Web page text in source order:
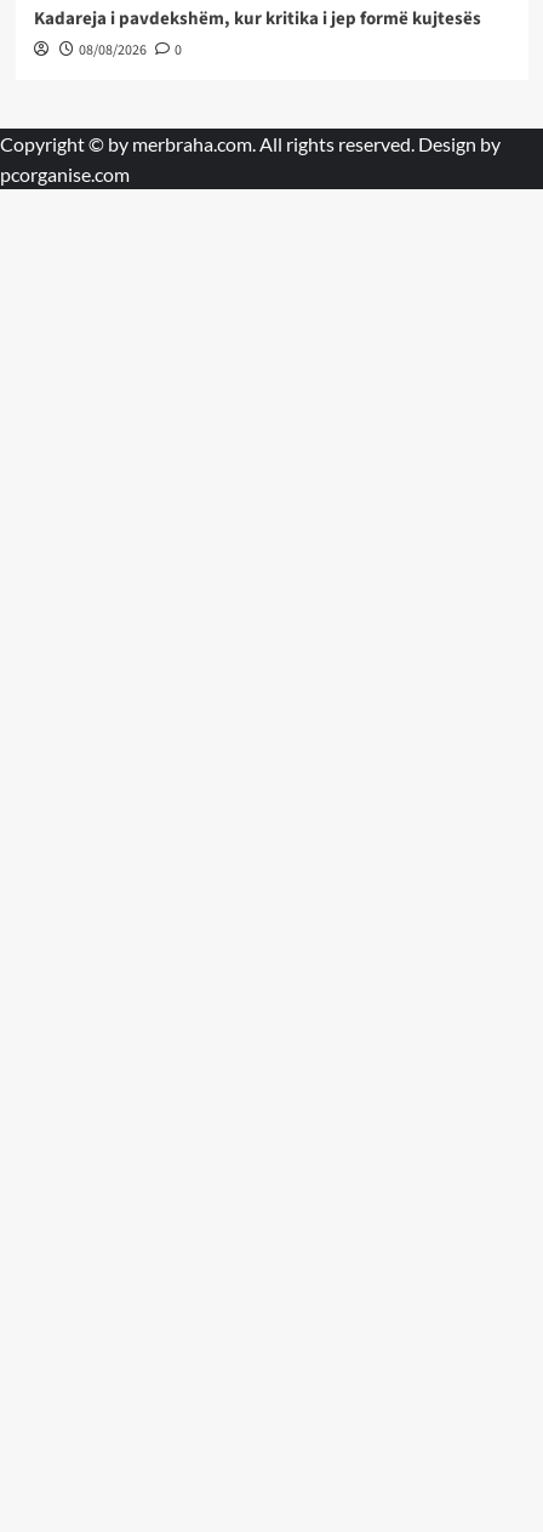
Kadareja i pavdekshëm, kur kritika i jep formë kujtesës
08/08/2026 0
Copyright © by merbraha.com. All rights reserved. Design by
pcorganise.com